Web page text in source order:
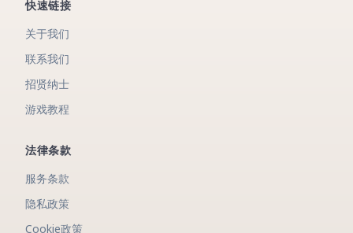
快速链接
关于我们
联系我们
招贤纳士
游戏教程
法律条款
服务条款
隐私政策
Cookie政策